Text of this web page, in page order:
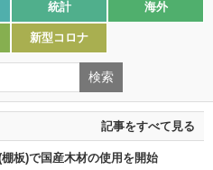
統計 海外
新型コロナ
記事をすべて見る
板)で国産木材の使用を開始